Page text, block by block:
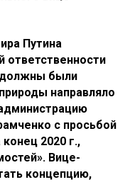
Путина
должны были
направляло
с просьбой
2020 г.,
Вице-
концепцию,